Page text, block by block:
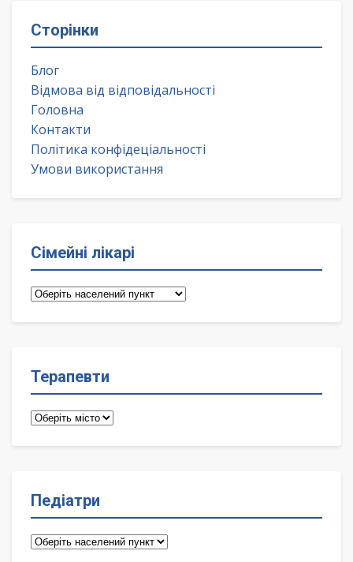
Сторінки
Блог
Відмова від відповідальності
Головна
Контакти
Політика конфідеціальності
Умови використання
Сімейні лікарі
Сімейні
Терапевти
Терапевти
Педіатри
Педіатри